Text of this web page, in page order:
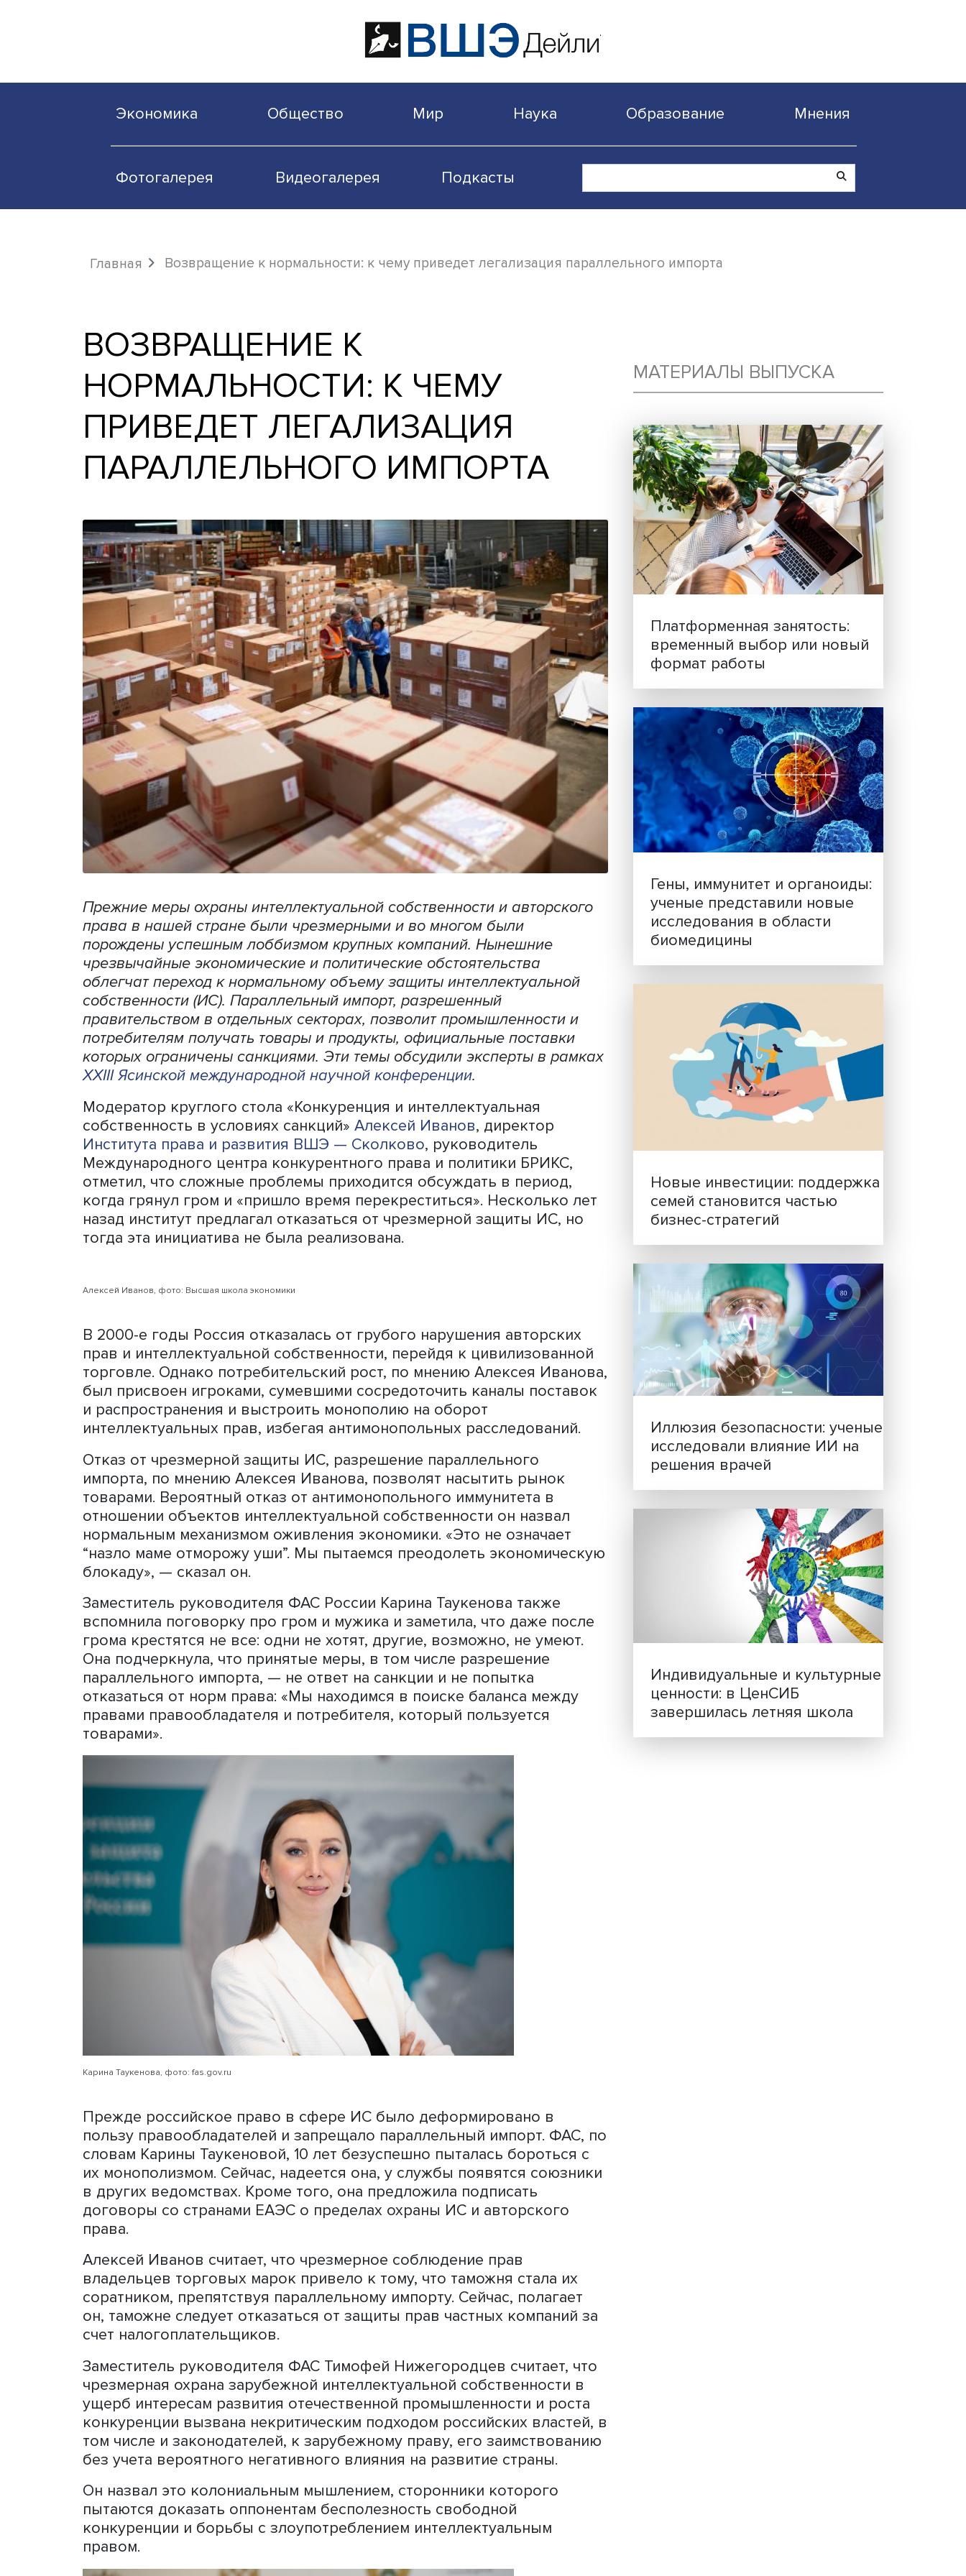
Фотогалерея Видеогалерея Подкасты
ВОЗВРАЩЕНИЕ К
НОРМАЛЬНОСТИ: К ЧЕМУ
ПРИВЕДЕТ ЛЕГАЛИЗАЦИЯ
ПАРАЛЛЕЛЬНОГО ИМПОРТА
Прежние меры охраны интеллектуальной собственности и авторского
права в нашей стране были чрезмерными и во многом были
порождены успешным лоббизмом крупных компаний. Нынешние
чрезвычайные экономические и политические обстоятельства
облегчат переход к нормальному объему защиты интеллектуальной
собственности (ИС). Параллельный импорт, разрешенный
правительством в отдельных секторах, позволит промышленности и
потребителям получать товары и продукты, официальные поставки
которых ограничены санкциями. Эти темы обсудили эксперты в рамках
XXIII Ясинской международной научной конференции
собственность в условиях санкций»
Международного центра конкурентного права и политики БРИКС,
отметил, что сложные проблемы приходится обсуждать в период,
когда грянул гром и «пришло время перекреститься». Несколько лет
назад институт предлагал отказаться от чрезмерной защиты ИС, но
тогда эта инициатива не была реализована.
Алексей Иванов, фото: Высшая школа экономики
В 2000-е годы Россия отказалась от грубого нарушения авторских
прав и интеллектуальной собственности, перейдя к цивилизованной
торговле. Однако потребительский рост, по мнению Алексея Иванова,
был присвоен игроками, сумевшими сосредоточить каналы поставок
и распространения и выстроить монополию на оборот
интеллектуальных прав, избегая антимонопольных расследований.
Отказ от чрезмерной защиты ИС, разрешение параллельного
импорта, по мнению Алексея Иванова, позволят насытить рынок
товарами. Вероятный отказ от антимонопольного иммунитета в
отношении объектов интеллектуальной собственности он назвал
нормальным механизмом оживления экономики. «Это не означает
“назло маме отморожу уши”. Мы пытаемся преодолеть экономическую
блокаду», — сказал он.
Заместитель руководителя ФАС России Карина Таукенова также
вспомнила поговорку про гром и мужика и заметила, что даже после
грома крестятся не все: одни не хотят, другие, возможно, не умеют.
Она подчеркнула, что принятые меры, в том числе разрешение
параллельного импорта, — не ответ на санкции и не попытка
отказаться от норм права: «Мы находимся в поиске баланса между
правами правообладателя и потребителя, который пользуется
Карина Таукенова, фото: fas.gov.ru
Прежде российское право в сфере ИС было деформировано в
пользу правообладателей и запрещало параллельный импорт. ФАС, по
их монополизмом. Сейчас, надеется она, у службы появятся союзники
в других ведомствах. Кроме того, она предложила подписать
договоры со странами ЕАЭС о пределах охраны ИС и авторского
МАТЕРИАЛЫ ВЫПУСКА
Платформенная
временный выбор или
формат работы
Гены, иммунитет и
ученые представили
исследования в области
биомедицины
Новые инвестиции:
семей становится частью
бизнес-стратегий
Иллюзия безопасности:
решения врачей